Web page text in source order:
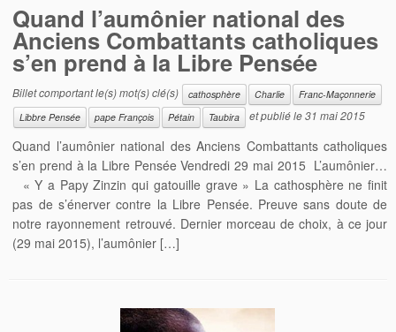
Quand l’aumônier national des
Anciens Combattants catholiques
s’en prend à la Libre Pensée
Billet comportant le(s) mot(s) clé(s) cathosphère Charlie
Franc-Maçonnerie
Libbre Pensée
pape François Pétain Taubira et publié le31 mai 2015
Quand l’aumônier national des Anciens Combattants catholiques
s’en prend à la Libre Pensée Vendredi 29 mai 2015 L’aumônier…
« Y a Papy Zinzin qui gatouille grave » La cathosphère ne finit
pas de s’énerver contre la Libre Pensée. Preuve sans doute de
notre rayonnement retrouvé. Dernier morceau de choix, à ce jour
(29 mai 2015), l’aumônier […]